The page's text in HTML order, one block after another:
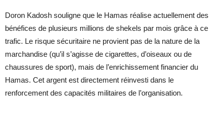
Doron Kadosh souligne que le Hamas réalise actuellement des
bénéfices de plusieurs millions de shekels par mois grâce à ce
trafic. Le risque sécuritaire ne provient pas de la nature de la
marchandise (qu’il s’agisse de cigarettes, d’oiseaux ou de
chaussures de sport), mais de l’enrichissement financier du
Hamas. Cet argent est directement réinvesti dans le
renforcement des capacités militaires de l’organisation.